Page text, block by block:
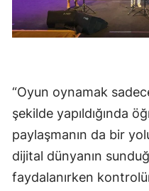
“Oyun oynamak
şekilde yapıldığında
paylaşmanın da bir
dijital dünyanın
faydalanırken